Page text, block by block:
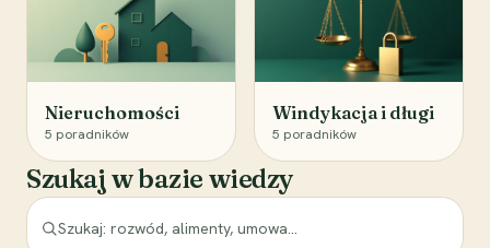
Nieruchomości
5 poradników
Windykacja i długi
5 poradników
Szukaj w bazie wiedzy